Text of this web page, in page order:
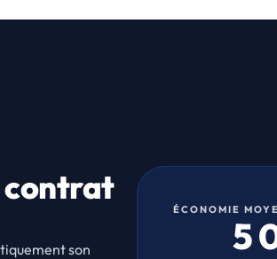
contrat
son
ÉCONOMIE
5